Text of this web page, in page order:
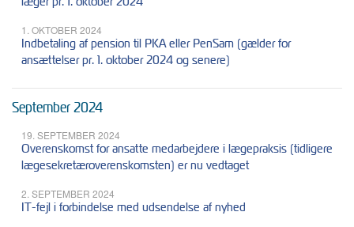
1. OKTOBER 2024
Indbetaling af pension til PKA eller PenSam (gælder for
ansættelser pr. 1. oktober 2024 og senere)
September 2024
19. SEPTEMBER 2024
Overenskomst for ansatte medarbejdere i lægepraksis (tidligere
lægesekretæroverenskomsten) er nu vedtaget
2. SEPTEMBER 2024
IT-fejl i forbindelse med udsendelse af nyhed